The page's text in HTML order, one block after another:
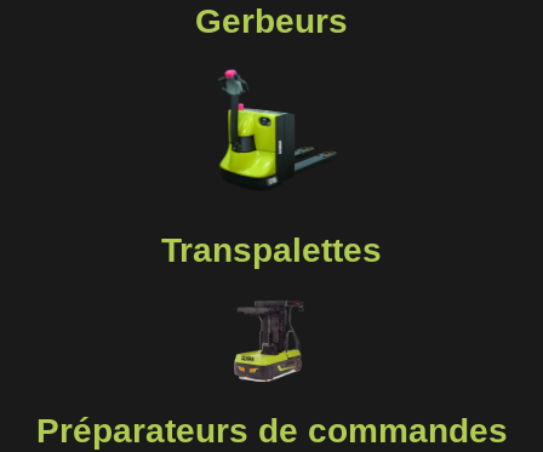
Gerbeurs
Transpalettes
Préparateurs de commandes